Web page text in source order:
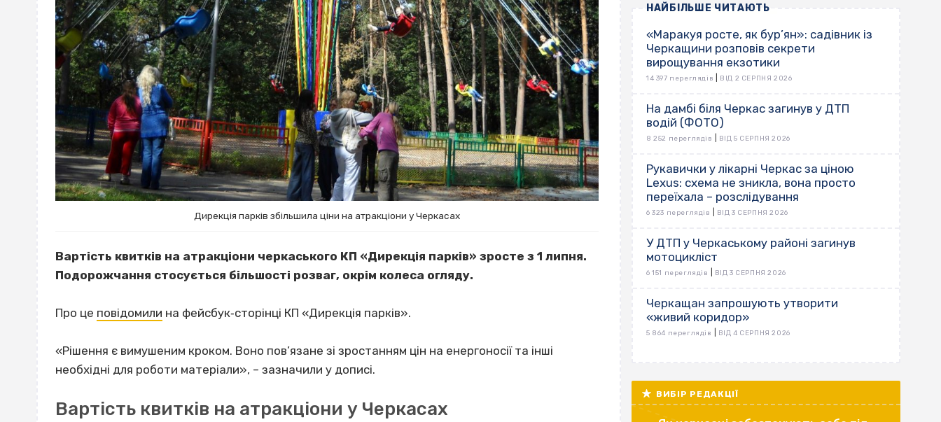
Дирекція парків збільшила ціни на атракціони у Черкасах
Вартість квитків на атракціони черкаського КП «Дирекція парків» зросте з 1 липня.
Подорожчання стосується більшості розваг, окрім колеса огляду.
Про це повідомили на фейсбук‐сторінці КП «Дирекція парків».
«Рішення є вимушеним кроком. Воно пов’язане зі зростанням цін на енергоносії та інші
необхідні для роботи матеріали», – зазначили у дописі.
Вартість квитків на атракціони у Черкасах
НАЙБІЛЬШЕ ЧИТАЮТЬ
«Маракуя росте, як бур’ян»: садівник із
Черкащини розповів секрети
вирощування екзотики
14 397 переглядів ВІД 2 СЕРПНЯ 2026
На дамбі біля Черкас загинув у ДТП
водій (ФОТО)
8 252 переглядів ВІД 5 СЕРПНЯ 2026
Рукавички у лікарні Черкас за ціною
Lexus: схема не зникла, вона просто
переїхала – розслідування
6 323 переглядів ВІД 3 СЕРПНЯ 2026
У ДТП у Черкаському районі загинув
мотоцикліст
6 151 переглядів ВІД 3 СЕРПНЯ 2026
Черкащан запрошують утворити
«живий коридор»
5 864 переглядів ВІД 4 СЕРПНЯ 2026
ВИБІР РЕДАКЦІЇ